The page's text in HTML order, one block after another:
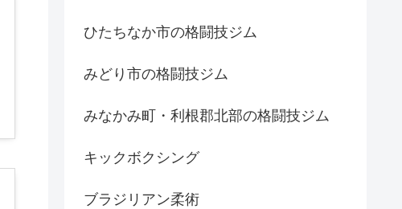
ひたちなか市の格闘技ジム
みどり市の格闘技ジム
みなかみ町・利根郡北部の格闘技ジム
キックボクシング
ブラジリアン柔術